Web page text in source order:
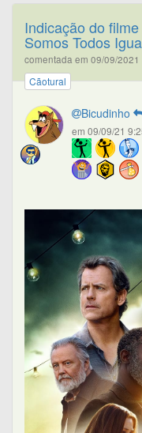
Indicação do filme
Somos Todos
comentada em 09/09/2021
Cãotural
Bicudinho
em 09/09/21